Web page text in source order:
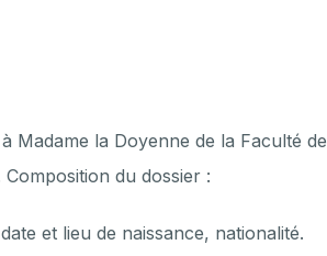
Madame la Doyenne de la Faculté de
du dossier :
et lieu de naissance, nationalité.